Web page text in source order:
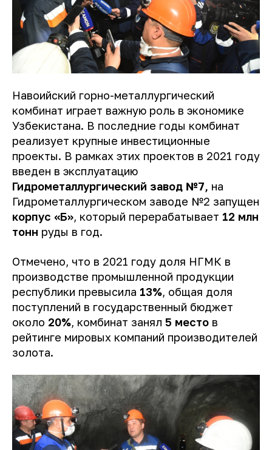
Навоийский горно-металлургический
комбинат играет важную роль в экономике
Узбекистана. В последние годы комбинат
реализует крупные инвестиционные
проекты. В рамках этих проектов в 2021 году
введен в эксплуатацию
Гидрометаллургический завод №7, на
Гидрометаллургическом заводе №2 запущен
корпус «Б», который перерабатывает 12 млн
тонн руды в год.
Отмечено, что в 2021 году доля НГМК в
производстве промышленной продукции
республики превысила 13%, общая доля
поступлений в государственный бюджет
около 20%, комбинат занял 5 место в
рейтинге мировых компаний производителей
золота.